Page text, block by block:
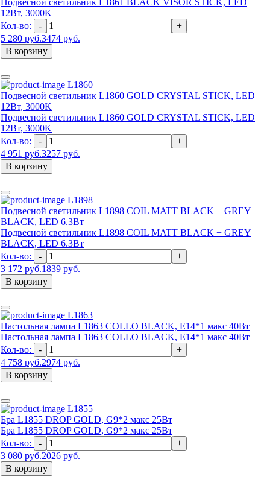
Подвесной светильник L1861 BLACK VISOR STICK, LED
12Вт, 3000K
Кол-во:
-
+
5 280 руб.3474 руб.
В корзину
L1860
Подвесной светильник L1860 GOLD CRYSTAL STICK, LED
12Вт, 3000K
Подвесной светильник L1860 GOLD CRYSTAL STICK, LED
12Вт, 3000K
Кол-во:
-
+
4 951 руб.3257 руб.
В корзину
L1898
Подвесной светильник L1898 COIL MATT BLACK + GREY
BLACK, LED 6.3Вт
Подвесной светильник L1898 COIL MATT BLACK + GREY
BLACK, LED 6.3Вт
Кол-во:
-
+
3 172 руб.1839 руб.
В корзину
L1863
Настольная лампа L1863 COLLO BLACK, Е14*1 макс 40Вт
Настольная лампа L1863 COLLO BLACK, Е14*1 макс 40Вт
Кол-во:
-
+
4 758 руб.2974 руб.
В корзину
L1855
Бра L1855 DROP GOLD, G9*2 макс 25Вт
Бра L1855 DROP GOLD, G9*2 макс 25Вт
Кол-во:
-
+
3 080 руб.2026 руб.
В корзину